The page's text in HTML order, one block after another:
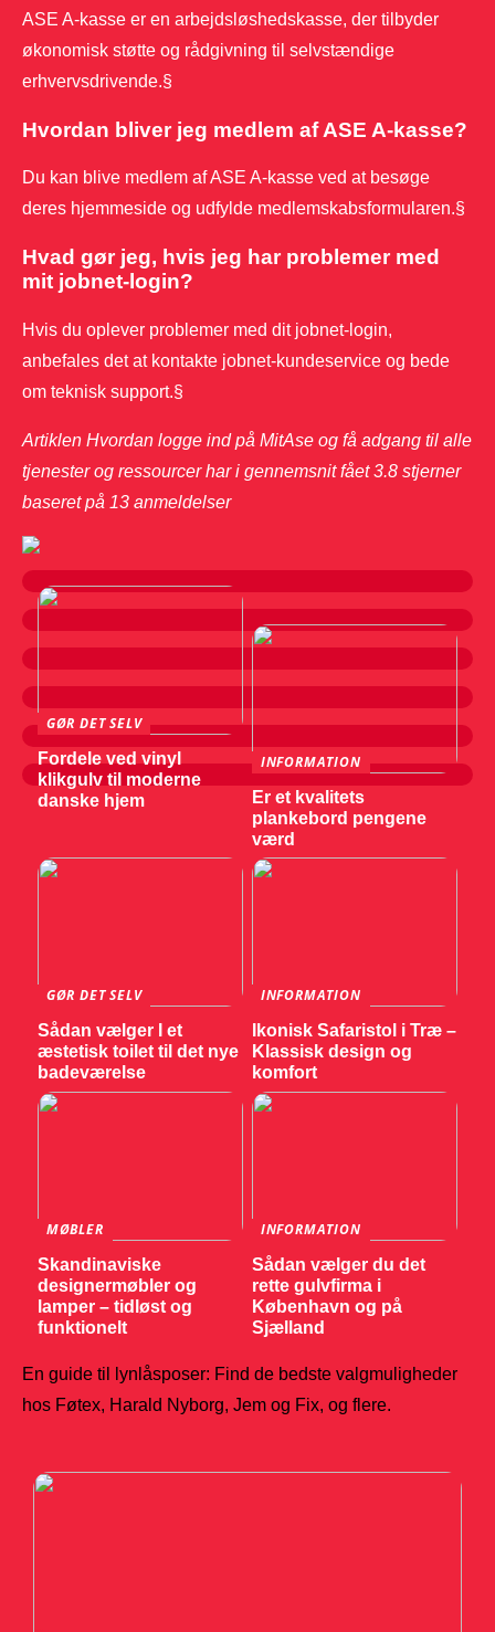
ASE A-kasse er en arbejdsløshedskasse, der tilbyder
økonomisk støtte og rådgivning til selvstændige
erhvervsdrivende.§
Hvordan bliver jeg medlem af ASE A-kasse?
Du kan blive medlem af ASE A-kasse ved at besøge
deres hjemmeside og udfylde medlemskabsformularen.§
Hvad gør jeg, hvis jeg har problemer med
mit jobnet-login?
Hvis du oplever problemer med dit jobnet-login,
anbefales det at kontakte jobnet-kundeservice og bede
om teknisk support.§
Artiklen Hvordan logge ind på MitAse og få adgang til alle
tjenester og ressourcer har i gennemsnit fået3.8 stjerner
baseret på 13 anmeldelser
GØR DET SELV
Fordele ved vinyl
klikgulv til moderne
danske hjem
INFORMATION
Er et kvalitets
plankebord pengene
værd
GØR DET SELV
Sådan vælger I et
æstetisk toilet til det nye
badeværelse
INFORMATION
Ikonisk Safaristol i Træ –
Klassisk design og
komfort
MØBLER
Skandinaviske
designermøbler og
lamper – tidløst og
funktionelt
INFORMATION
Sådan vælger du det
rette gulvfirma i
København og på
Sjælland
En guide til lynlåsposer: Find de bedste valgmuligheder
hos Føtex, Harald Nyborg, Jem og Fix, og flere.